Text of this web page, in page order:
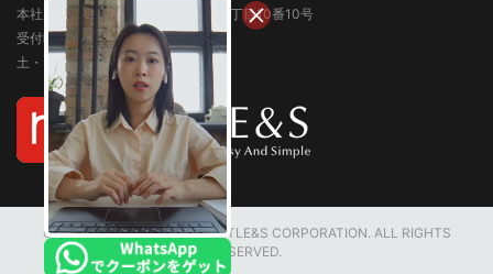
本社所在地: 福岡県久留米市東合川3丁目10番10号
受付時間 9:00～18:00
土・日・祝日、年末年始を除く
COPYRIGHT © 2007-2026 MTLE&S CORPORATION. ALL RIGHTS
RESERVED.